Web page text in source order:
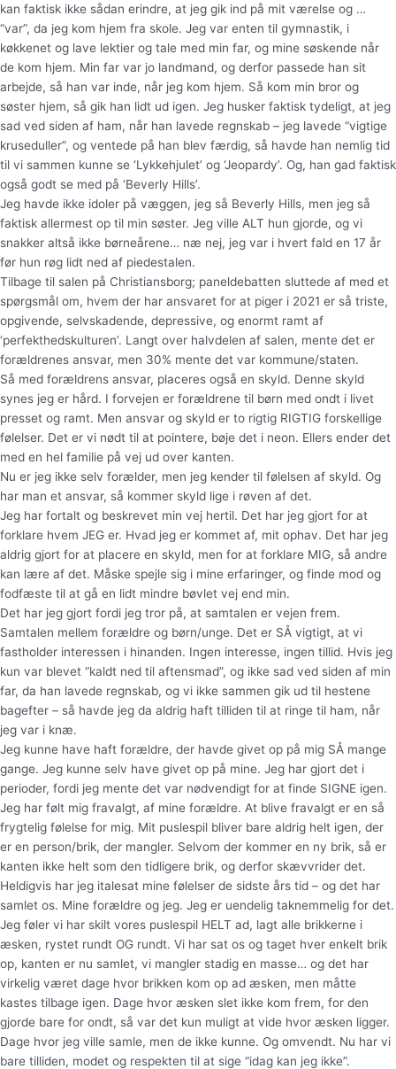
kan faktisk ikke sådan erindre, at jeg gik ind på mit værelse og …
“var”, da jeg kom hjem fra skole. Jeg var enten til gymnastik, i
køkkenet og lave lektier og tale med min far, og mine søskende når
de kom hjem. Min far var jo landmand, og derfor passede han sit
arbejde, så han var inde, når jeg kom hjem. Så kom min bror og
søster hjem, så gik han lidt ud igen. Jeg husker faktisk tydeligt, at jeg
sad ved siden af ham, når han lavede regnskab – jeg lavede “vigtige
kruseduller”, og ventede på han blev færdig, så havde han nemlig tid
til vi sammen kunne se ‘Lykkehjulet’ og ‘Jeopardy’. Og, han gad faktisk
også godt se med på ‘Beverly Hills’.
Jeg havde ikke idoler på væggen, jeg så Beverly Hills, men jeg så
faktisk allermest op til min søster. Jeg ville ALT hun gjorde, og vi
snakker altså ikke børneårene… næ nej, jeg var i hvert fald en 17 år
før hun røg lidt ned af piedestalen.
Tilbage til salen på Christiansborg; paneldebatten sluttede af med et
spørgsmål om, hvem der har ansvaret for at piger i 2021 er så triste,
opgivende, selvskadende, depressive, og enormt ramt af
‘perfekthedskulturen’. Langt over halvdelen af salen, mente det er
forældrenes ansvar, men 30% mente det var kommune/staten.
Så med forældrens ansvar, placeres også en skyld. Denne skyld
synes jeg er hård. I forvejen er forældrene til børn med ondt i livet
presset og ramt. Men ansvar og skyld er to rigtig RIGTIG forskellige
følelser. Det er vi nødt til at pointere, bøje det i neon. Ellers ender det
med en hel familie på vej ud over kanten.
Nu er jeg ikke selv forælder, men jeg kender til følelsen af skyld. Og
har man et ansvar, så kommer skyld lige i røven af det.
Jeg har fortalt og beskrevet min vej hertil. Det har jeg gjort for at
forklare hvem JEG er. Hvad jeg er kommet af, mit ophav. Det har jeg
aldrig gjort for at placere en skyld, men for at forklare MIG, så andre
kan lære af det. Måske spejle sig i mine erfaringer, og finde mod og
fodfæste til at gå en lidt mindre bøvlet vej end min.
Det har jeg gjort fordi jeg tror på, at samtalen er vejen frem.
Samtalen mellem forældre og børn/unge. Det er SÅ vigtigt, at vi
fastholder interessen i hinanden. Ingen interesse, ingen tillid. Hvis jeg
kun var blevet “kaldt ned til aftensmad”, og ikke sad ved siden af min
far, da han lavede regnskab, og vi ikke sammen gik ud til hestene
bagefter – så havde jeg da aldrig haft tilliden til at ringe til ham, når
jeg var i knæ.
Jeg kunne have haft forældre, der havde givet op på mig SÅ mange
gange. Jeg kunne selv have givet op på mine. Jeg har gjort det i
perioder, fordi jeg mente det var nødvendigt for at finde SIGNE igen.
Jeg har følt mig fravalgt, af mine forældre. At blive fravalgt er en så
frygtelig følelse for mig. Mit puslespil bliver bare aldrig helt igen, der
er en person/brik, der mangler. Selvom der kommer en ny brik, så er
kanten ikke helt som den tidligere brik, og derfor skævvrider det.
Heldigvis har jeg italesat mine følelser de sidste års tid – og det har
samlet os. Mine forældre og jeg. Jeg er uendelig taknemmelig for det.
Jeg føler vi har skilt vores puslespil HELT ad, lagt alle brikkerne i
æsken, rystet rundt OG rundt. Vi har sat os og taget hver enkelt brik
op, kanten er nu samlet, vi mangler stadig en masse… og det har
virkelig været dage hvor brikken kom op ad æsken, men måtte
kastes tilbage igen. Dage hvor æsken slet ikke kom frem, for den
gjorde bare for ondt, så var det kun muligt at vide hvor æsken ligger.
Dage hvor jeg ville samle, men de ikke kunne. Og omvendt. Nu har vi
bare tilliden, modet og respekten til at sige “idag kan jeg ikke”.